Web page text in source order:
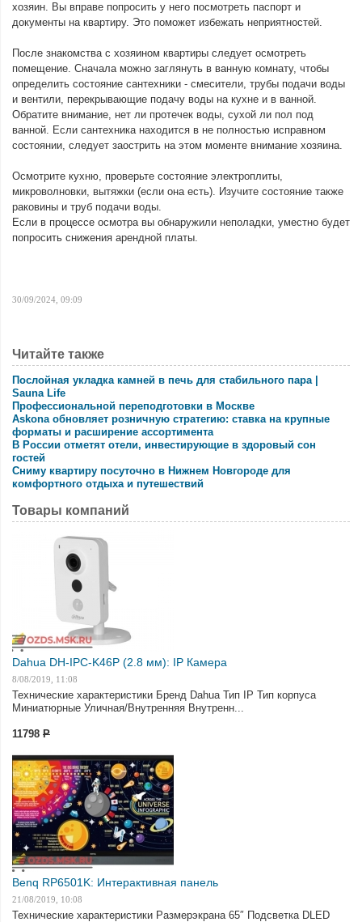
хозяин. Вы вправе попросить у него посмотреть паспорт и
документы на квартиру. Это поможет избежать неприятностей.
После знакомства с хозяином квартиры следует осмотреть
помещение. Сначала можно заглянуть в ванную комнату, чтобы
определить состояние сантехники - смесители, трубы подачи воды
и вентили, перекрывающие подачу воды на кухне и в ванной.
Обратите внимание, нет ли протечек воды, сухой ли пол под
ванной. Если сантехника находится в не полностью исправном
состоянии, следует заострить на этом моменте внимание хозяина.
Осмотрите кухню, проверьте состояние электроплиты,
микроволновки, вытяжки (если она есть). Изучите состояние также
раковины и труб подачи воды.
Если в процессе осмотра вы обнаружили неполадки, уместно будет
попросить снижения арендной платы.
30/09/2024, 09:09
Читайте также
Послойная укладка камней в печь для стабильного пара |
Sauna Life
Профессиональной переподготовки в Москве
Askona обновляет розничную стратегию: ставка на крупные
форматы и расширение ассортимента
В России отметят отели, инвестирующие в здоровый сон
гостей
Сниму квартиру посуточно в Нижнем Новгороде для
комфортного отдыха и путешествий
Товары компаний
Dahua DH-IPC-K46P (2.8 мм): IP Камера
8/08/2019, 11:08
Технические характеристики Бренд Dahua Тип IP Тип корпуса
Миниатюрные Уличная/Внутренняя Внутренн...
11798 Р
Benq RP6501K: Интерактивная панель
21/08/2019, 10:08
Технические характеристики Размерэкрана 65″ Подсветка DLED